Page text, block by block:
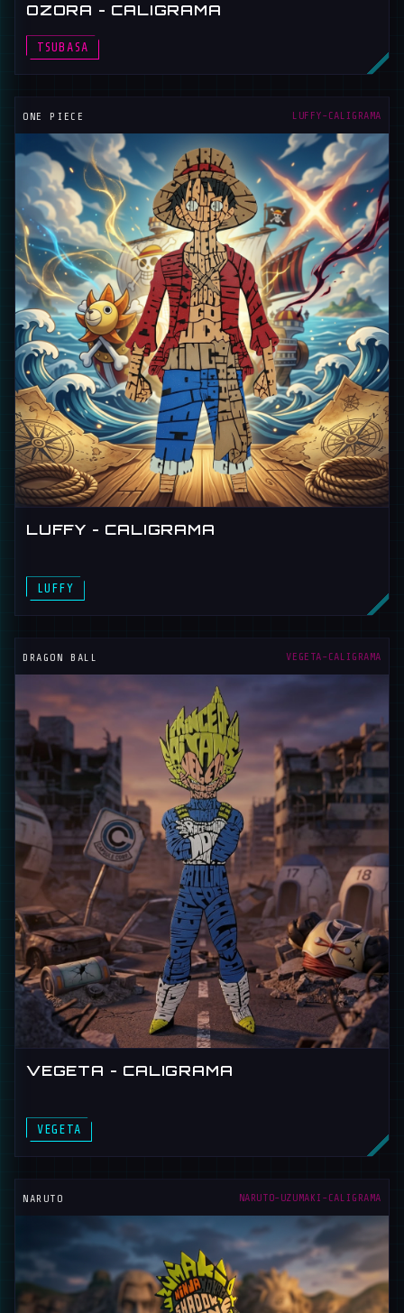
OZORA - CALIGRAMA
TSUBASA
ONE PIECE LUFFY-CALIGRAMA
LUFFY - CALIGRAMA
CALIGRAMAS
DRAGON BALL VEGETA-CALIGRAMA
VEGETA - CALIGRAMA
VEGETA
NARUTO NARUTO-UZUMAKI-CALIGRAMA